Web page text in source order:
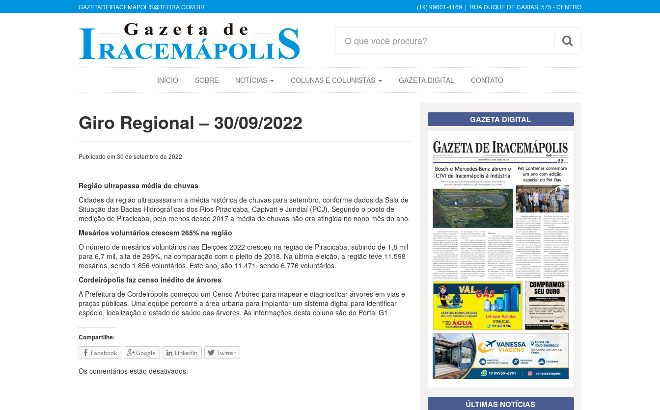
GAZETADEIRACEMAPOLIS@TERRA.COM.BR (19) 99601-4169 | RUA DUQUE DE CAXIAS, 575 - CENTRO

INÍCIO SOBRE NOTÍCIAS COLUNAS E COLUNISTAS GAZETA DIGITAL CONTATO
Giro Regional – 30/09/2022
Publicado em 30 de setembro de 2022
Região ultrapassa média de chuvas
Cidades da região ultrapassaram a média histórica de chuvas para setembro, conforme dados da Sala de
Situação das Bacias Hidrográficas dos Rios Piracicaba, Capivari e Jundiaí (PCJ). Segundo o posto de
medição de Piracicaba, pelo menos desde 2017 a média de chuvas não era atingida no nono mês do ano.
Mesários voluntários crescem 265% na região
O número de mesários voluntários nas Eleições 2022 cresceu na região de Piracicaba, subindo de 1,8 mil
para 6,7 mil, alta de 265%, na comparação com o pleito de 2018. Na última eleição, a região teve 11.598
mesários, sendo 1.856 voluntários. Este ano, são 11.471, sendo 6.776 voluntários.
Cordeirópolis faz censo inédito de árvores
A Prefeitura de Cordeirópolis começou um Censo Arbóreo para mapear e diagnosticar árvores em vias e
praças públicas. Uma equipe percorre a área urbana para implantar um sistema digital para identificar
espécie, localização e estado de saúde das árvores. As informações desta coluna são do Portal G1.
Compartilhe:
Facebook Google LinkedIn Twitter
Os comentários estão desativados.
GAZETA DIGITAL
ÚLTIMAS NOTÍCIAS